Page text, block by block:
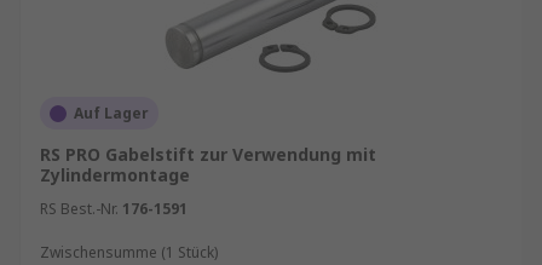
Auf Lager
RS PRO Gabelstift zur Verwendung mit
Zylindermontage
RS Best.-Nr. 176-1591
Zwischensumme (1 Stück)